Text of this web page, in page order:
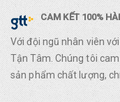
CAM KẾT 100%
Với đội ngũ nhân viên
Tận Tâm. Chúng tôi
sản phẩm chất lượng,